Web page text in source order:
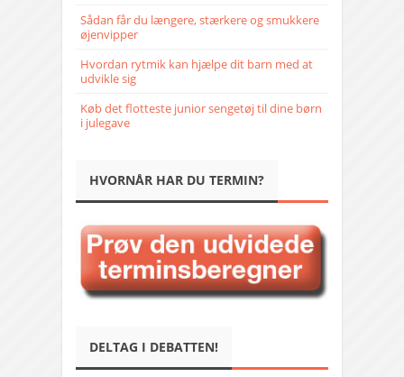
Sådan får du længere, stærkere og smukkere
øjenvipper
Hvordan rytmik kan hjælpe dit barn med at
udvikle sig
Køb det flotteste junior sengetøj til dine børn
i julegave
HVORNÅR HAR DU TERMIN?
DELTAG I DEBATTEN!